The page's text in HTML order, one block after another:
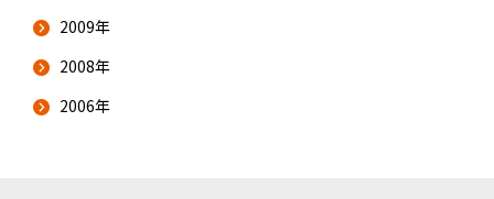
2009年
2008年
2006年